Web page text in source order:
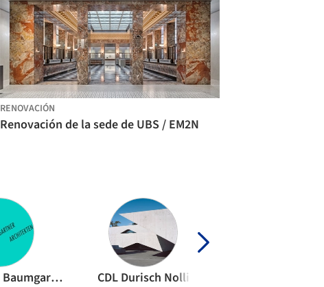
RENOVACIÓN
Renovación de la sede de UBS / EM2N
Camponovo Baumgartner Architekten CDL Durisch Nolli